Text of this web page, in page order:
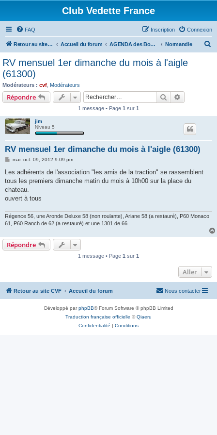
Club Vedette France
FAQ Connexion
Inscription
Retour au site CVF Accueil du forum AGENDA des Bourses, Expositions et RDV du WE Normandie
RV mensuel 1er dimanche du mois à l'aigle
(61300)
Modérateurs : cvf Modérateurs
Répondre Rechercher
1 message • Page 1 sur 1
jim
Niveau 5
RV mensuel 1er dimanche du mois à l'aigle (61300)
M
s
a
g
mar. oct. 09, 2012 9:09 pm
Les adhérents de l'association "les amis de la traction" se rassemblent
tous les premiers dimanche matin du mois à 10h00 sur la place du
chateau.
ouvert à tous
Régence 56, une Aronde Deluxe 58 (non roulante), Ariane 58 (a restauré), P60 Monaco
61, P60 Ranch de 62 (a restauré) et une 1301 de 66
Répondre
1 message • Page 1 sur 1
Aller
Retour au site CVF Accueil du forum Nous contacter
Développé parphpBB® Forum Software © phpBB Limited
Traduction française officielle ©Qiaeru
Confidentialité | Conditions